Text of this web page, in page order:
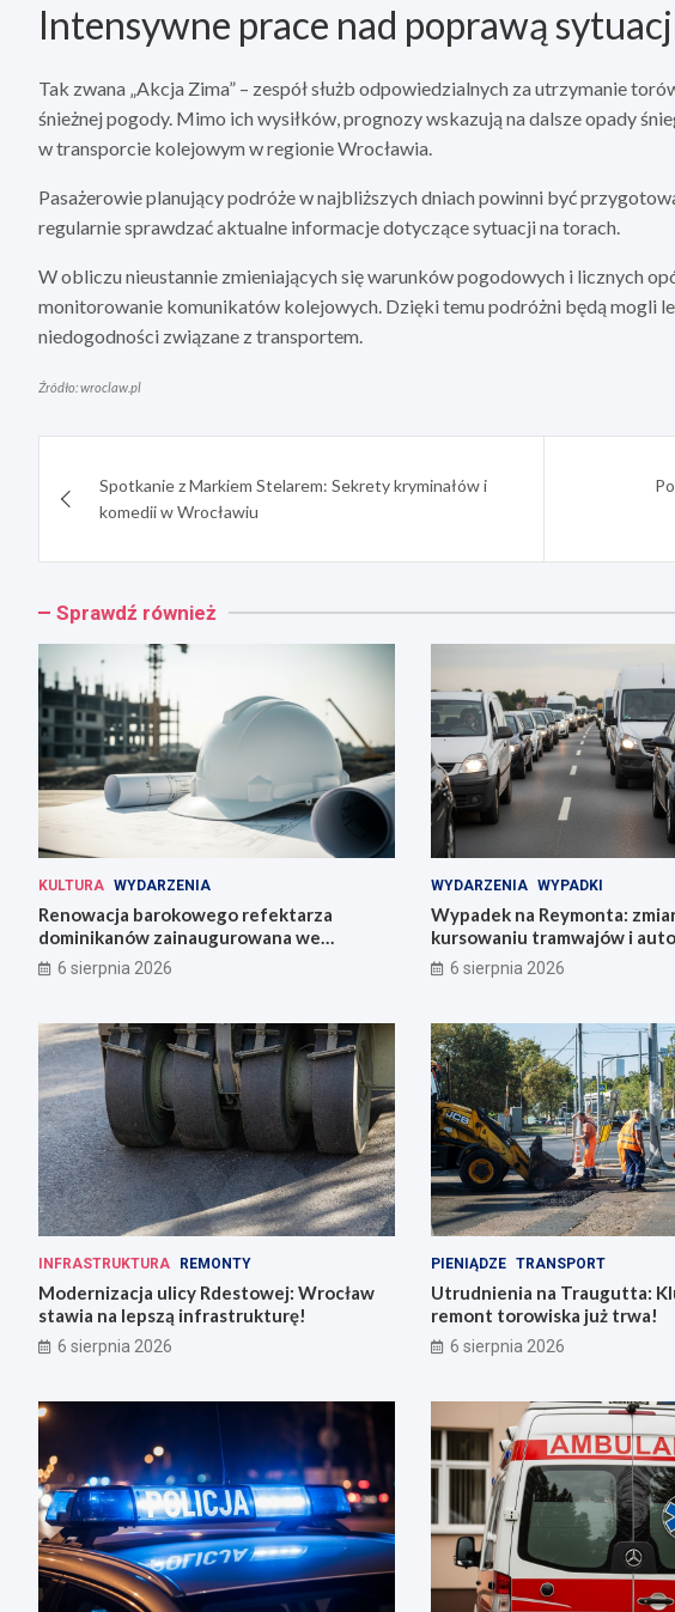
Intensywne prace nad poprawą
Tak zwana „Akcja Zima” – zespół służb odpowiedzialnych za utrzymanie
śnieżnej pogody. Mimo ich wysiłków, prognozy wskazują na dalsze opady
w transporcie kolejowym w regionie Wrocławia.
Pasażerowie planujący podróże w najbliższych dniach powinni być
regularnie sprawdzać aktualne informacje dotyczące sytuacji na torach.
W obliczu nieustannie zmieniających się warunków pogodowych i licznych
monitorowanie komunikatów kolejowych. Dzięki temu podróżni będą mogli
niedogodności związane z transportem.
Źródło: wroclaw.pl
wpisuSpotkanie z Markiem Stelarem: Sekrety kryminałów i
komedii w Wrocławiu
Sprawdź również
KULTURA WYDARZENIA
Renowacja barokowego refektarza
dominikanów zainaugurowana we
Wrocławiu
6 sierpnia 2026
WYDARZENIA WYPADKI
Wypadek na Reymonta:
kursowaniu tramwajów i
6 sierpnia 2026
INFRASTRUKTURA REMONTY
Modernizacja ulicy Rdestowej: Wrocław
stawia na lepszą infrastrukturę!
6 sierpnia 2026
PIENIĄDZE TRANSPORT
Utrudnienia na Traugutta:
remont torowiska już trwa!
6 sierpnia 2026